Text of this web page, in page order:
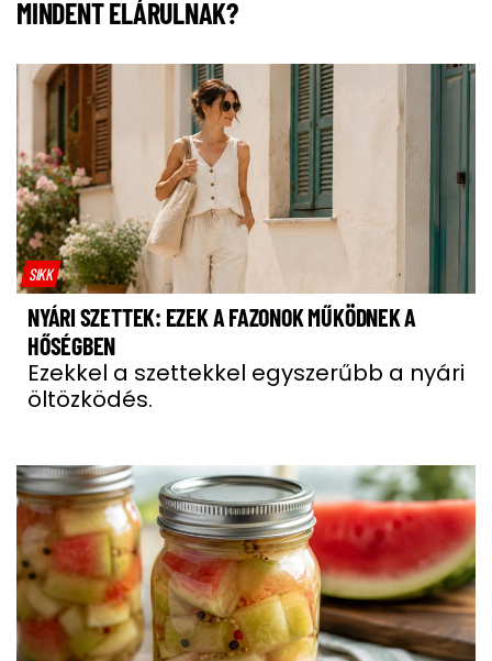
MINDENT ELÁRULNAK?
SIKK
NYÁRI SZETTEK: EZEK A FAZONOK MŰKÖDNEK A
HŐSÉGBEN
Ezekkel a szettekkel egyszerűbb a nyári
öltözködés.